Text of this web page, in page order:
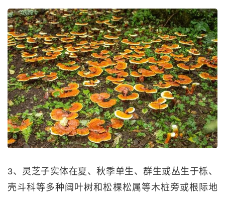
3、灵芝子实体在夏、秋季单生、群生或丛生于栎、
壳斗科等多种阔叶树和松棵松属等木桩旁或根际地